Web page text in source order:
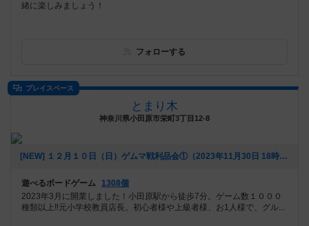
緒に楽しみましょう！
フォローする
プレイスペース
とまり木
神奈川県小田原市栄町3丁目12-8
[NEW] １２月１０日（日）ゲムマ戦利品会①（2023年11月30日 18時05分）
遊べるボードゲーム
1308個
2023年3月に開業しました！小田原駅から徒歩7分。ゲーム数１０００
種類以上‼️元小学校教員店長。初心者様や上級者様、お1人様で、グル...